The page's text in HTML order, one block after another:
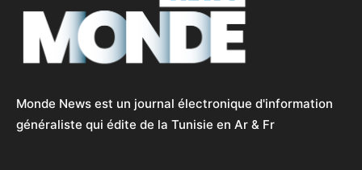
Monde News est un journal électronique d'information
généraliste qui édite de la Tunisie en Ar & Fr